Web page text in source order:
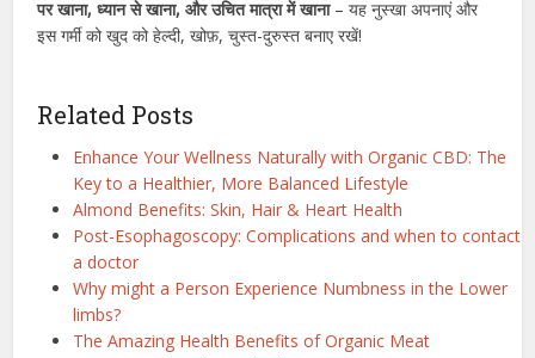
पर खाना, ध्यान से खाना, और उचित मात्रा में खाना– यह नुस्खा अपनाएं और
इस गर्मी को खुद को हेल्दी, खोफ़, चुस्त-दुरुस्त बनाए रखें!
Related Posts
Enhance Your Wellness Naturally with Organic CBD: The
Key to a Healthier, More Balanced Lifestyle
Almond Benefits: Skin, Hair & Heart Health
Post-Esophagoscopy: Complications and when to contact
a doctor
Why might a Person Experience Numbness in the Lower
limbs?
The Amazing Health Benefits of Organic Meat